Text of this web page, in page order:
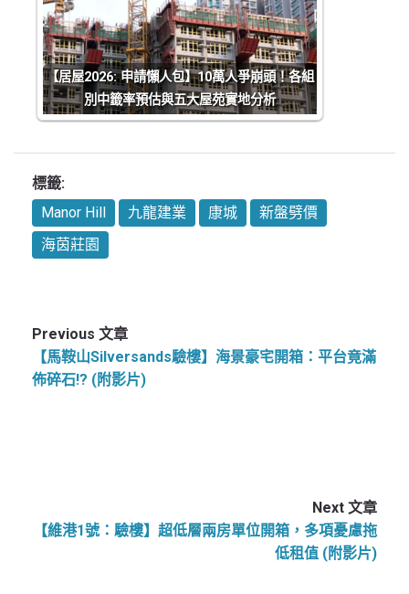
【居屋2026: 申請懶人包】10萬人爭崩頭！各組
別中籤率預估與五大屋苑實地分析
標籤:
Manor Hill
九龍建業 康城
新盤劈價
海茵莊園
Previous 文章
【馬鞍山Silversands驗樓】海景豪宅開箱：平台竟滿
佈碎石!? (附影片)
Next 文章
【維港1號：驗樓】超低層兩房單位開箱，多項憂慮拖
低租值 (附影片)